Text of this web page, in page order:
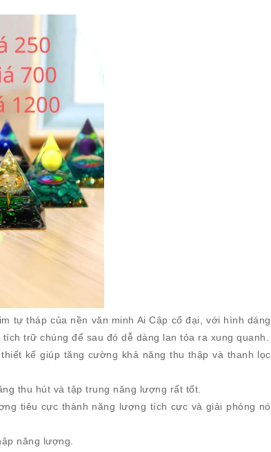
tự tháp của nền văn minh Ai Cập cổ đại, với hình dáng
trữ chúng để sau đó dễ dàng lan tỏa ra xung quanh.
kế giúp tăng cường khả năng thu thập và thanh lọc
thu hút và tập trung năng lượng rất tốt.
tiêu cực thành năng lượng tích cực và giải phóng nó
năng lượng.